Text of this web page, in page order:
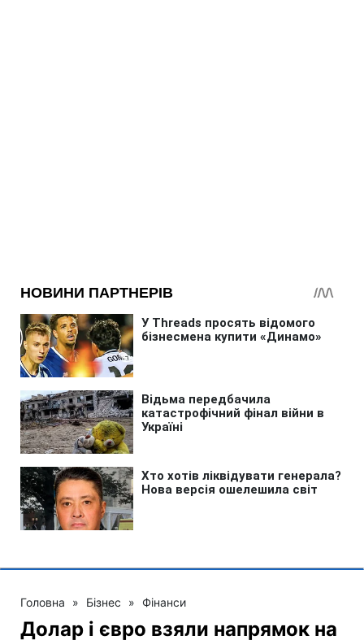
Головна » Бізнес » Фінанси
Долар і євро взяли напрямок на